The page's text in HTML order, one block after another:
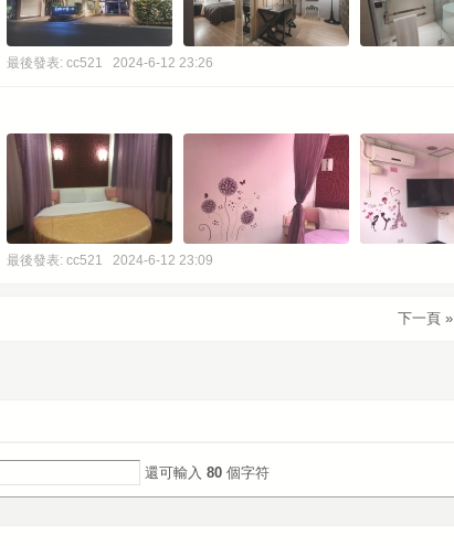
最後發表: cc521 2024-6-12 23:26
最後發表: cc521 2024-6-12 23:09
下一頁 »
還可輸入 80 個字符